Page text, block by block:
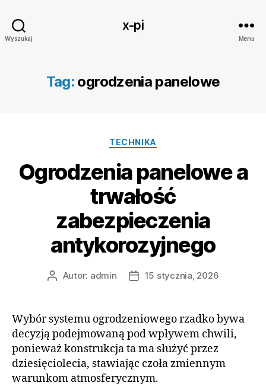
Wyszukaj
x-pi
Menu
Tag: ogrodzenia panelowe
Kategorie
TECHNIKA
Ogrodzenia panelowe a
trwałość
zabezpieczenia
antykorozyjnego
AutorAutor: admin
Data15 stycznia, 2026
Wybór systemu ogrodzeniowego rzadko bywa
decyzją podejmowaną pod wpływem chwili,
ponieważ konstrukcja ta ma służyć przez
dziesięciolecia, stawiając czoła zmiennym
warunkom atmosferycznym.